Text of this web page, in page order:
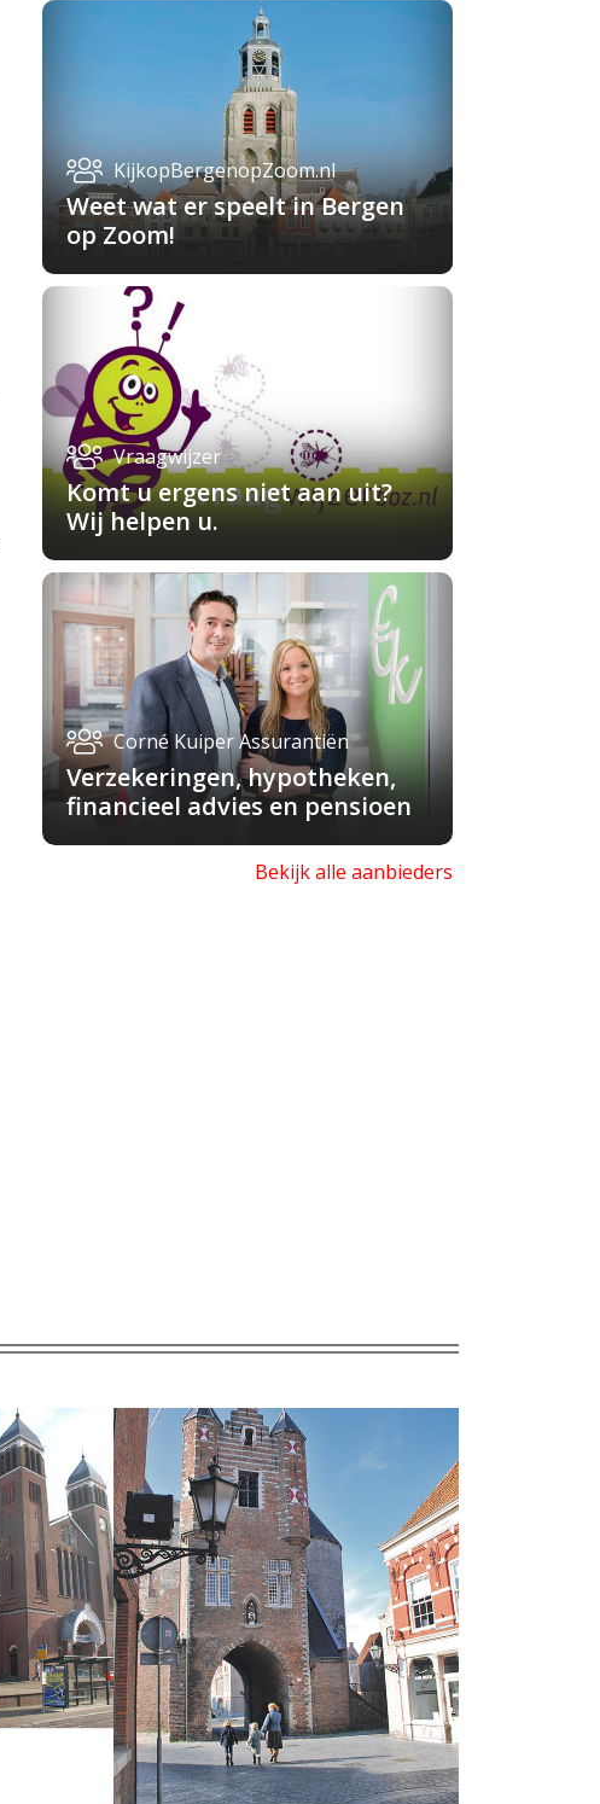
KijkopBergenopZoom.nl
Weet wat er speelt in Bergen
op Zoom!
Vraagwijzer
Komt u ergens niet aan uit?
Wij helpen u.
Corné Kuiper Assurantiën
Verzekeringen, hypotheken,
financieel advies en pensioen
Bekijk alle aanbieders